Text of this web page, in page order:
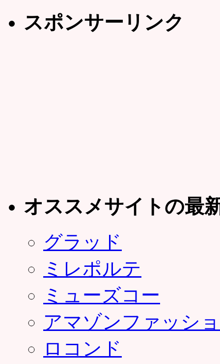
スポンサーリンク
オススメサイトの最
グラッド
ミレポルテ
ミューズコー
アマゾンファッシ
ロコンド